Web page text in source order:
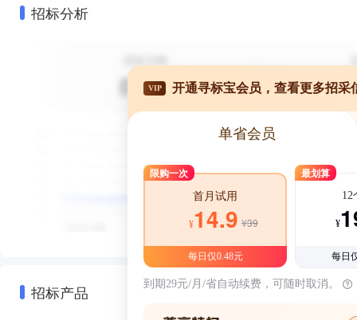
招标分析
招标产品
VIP 开通寻标宝会员，查看更多招采
单省会员
限购一次
首月试用
¥14.9 ¥39
每日仅0.48元
最划算
12
¥
每日
到期29元/月/省自动续费，可随时取消。